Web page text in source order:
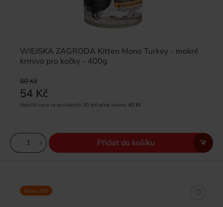
WIEJSKA ZAGRODA Kitten Mono Turkey - mokré
krmivo pro kočky - 400g
60 Kč
54 Kč
Nejnižší cena za posledních 30 dní před slevou: 60 Kč
Přidat do košíku
Sleva -9%